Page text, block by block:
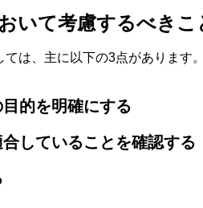
いて考慮するべきこ
は、主に以下の3点があります。
的を明確にする
していることを確認する